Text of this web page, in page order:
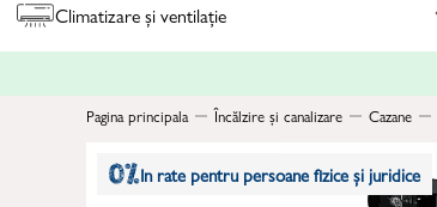
Climatizare și ventilație
Pagina principala Încălzire și canalizare Cazane
In rate pentru persoane fizice și juridice